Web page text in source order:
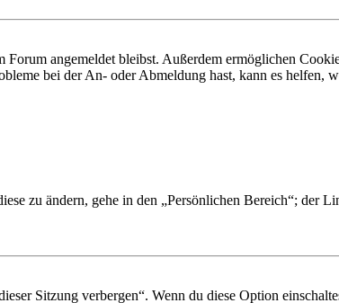
angemeldet bleibst. Außerdem ermöglichen
bei der An- oder Abmeldung hast, kann es helfen,
zu ändern, gehe in den „Persönlichen Bereich“; der
Sitzung verbergen“. Wenn du diese Option